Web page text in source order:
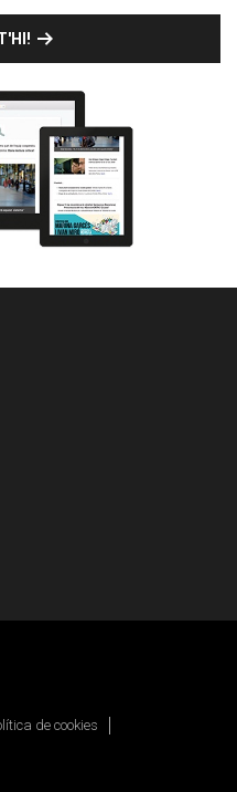
de cookies